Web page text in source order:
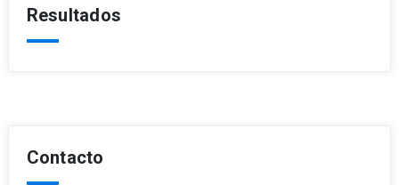
Resultados
Contacto